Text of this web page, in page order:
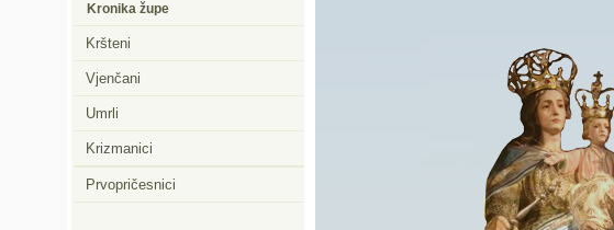
Kronika župe
Kršteni
Vjenčani
Umrli
Krizmanici
Prvopričesnici